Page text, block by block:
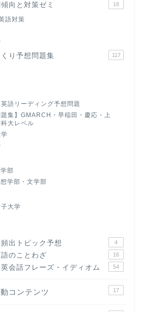
向と対策ゼミ 18
語対策
り予想問題集 117
語リーディング予想問題
題集】GMARCH・早稲田・慶応・上
大レベル
部
学部・文学部
大学
出トピック予想 4
のことわざ 16
会話フレーズ・イディオム 54
コンテンツ 17